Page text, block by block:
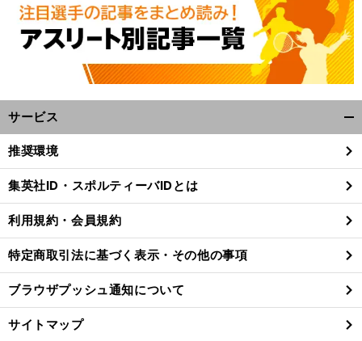
。
爆
サービス
閉
る
推奨環境
集英社ID・スポルティーバIDとは
利用規約・会員規約
特定商取引法に基づく表示・その他の事項
ブラウザプッシュ通知について
サイトマップ